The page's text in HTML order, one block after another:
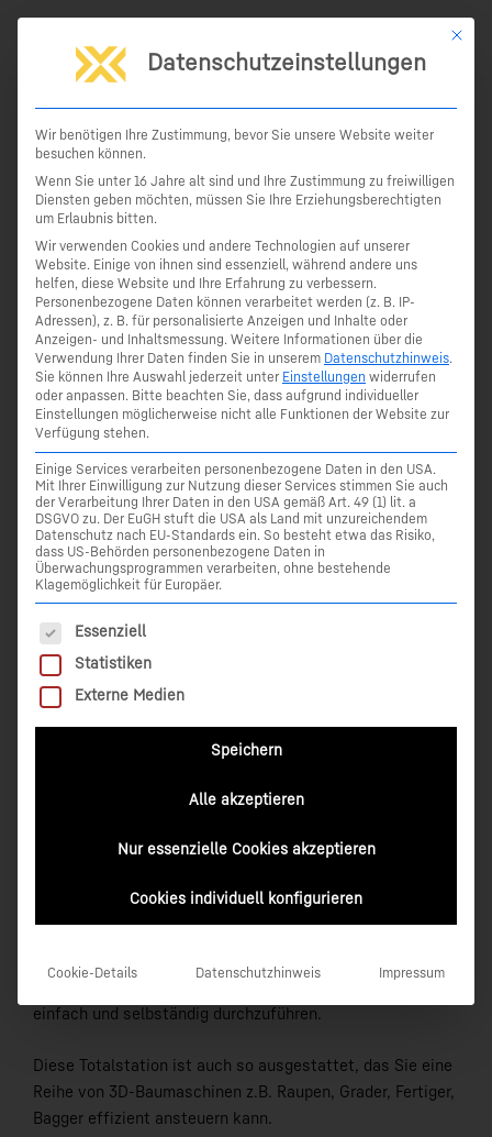
Leica iCON Totalstation – iCR80
Leica iCON Totalstation iCR80
die All-in-One Lösung
Die motorisierteTotalstation Leica iCON iCR80
einfach und selbständig durchzuführen.
Diese Totalstation ist auch so ausgestattet, das Sie eine
Reihe von 3D-Baumaschinen z.B. Raupen, Grader, Fertiger,
Bagger effizient ansteuern kann.
Mit
Datenschutzeinstellungen
Wir benötigen Ihre Zustimmung, bevor Sie unsere Website weiter
besuchen können.
Wenn Sie unter 16 Jahre alt sind und Ihre Zustimmung zu freiwilligen
Diensten geben möchten, müssen Sie Ihre Erziehungsberechtigten
um Erlaubnis bitten.
Wir verwenden Cookies und andere Technologien auf unserer
Website. Einige von ihnen sind essenziell, während andere uns
helfen, diese Website und Ihre Erfahrung zu verbessern.
Personenbezogene Daten können verarbeitet werden (z. B. IP-
Adressen), z. B. für personalisierte Anzeigen und Inhalte oder
Anzeigen- und Inhaltsmessung. Weitere Informationen über die
Verwendung Ihrer Daten finden Sie in unserem Datenschutzhinweis.
Sie können Ihre Auswahl jederzeit unter Einstellungen widerrufen
oder anpassen. Bitte beachten Sie, dass aufgrund individueller
Einstellungen möglicherweise nicht alle Funktionen der Website zur
Verfügung stehen.
Einige Services verarbeiten personenbezogene Daten in den USA.
Mit Ihrer Einwilligung zur Nutzung dieser Services stimmen Sie auch
der Verarbeitung Ihrer Daten in den USA gemäß Art. 49 (1) lit. a
DSGVO zu. Der EuGH stuft die USA als Land mit unzureichendem
Datenschutz nach EU-Standards ein. So besteht etwa das Risiko,
dass US-Behörden personenbezogene Daten in
Überwachungsprogrammen verarbeiten, ohne bestehende
Klagemöglichkeit für Europäer.
Es folgt eine Liste der Service-Gruppen, für die eine
Essenziell
Statistiken
Externe Medien
Speichern
Alle akzeptieren
Nur essenzielle Cookies akzeptieren
Cookies individuell konfigurieren
Cookie-Details Datenschutzhinweis Impressum